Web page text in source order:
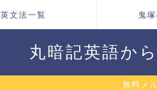
英文法一覧 鬼
丸暗記英語か
無料メ